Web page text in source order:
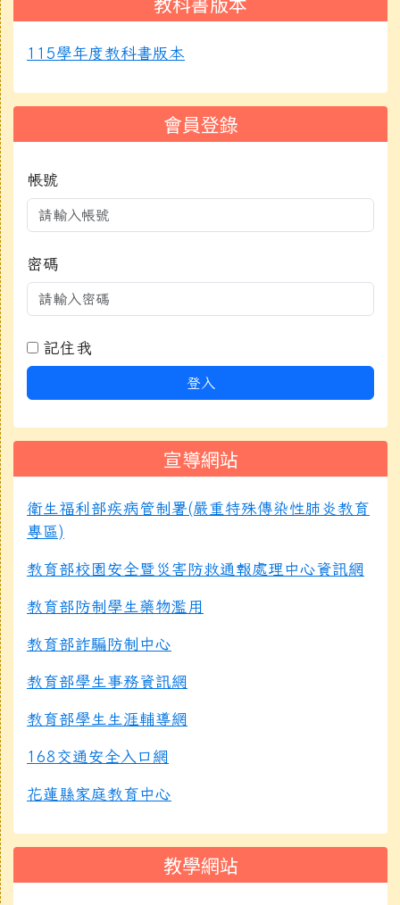
115學年度教科書版本
會員登錄
帳號
密碼
記住我
登入
宣導網站
衛生福利部疾病管制署(嚴重特殊傳染性肺炎教育
專區)
教育部校園安全暨災害防救通報處理中心資訊網
教育部防制學生藥物濫用
教育部詐騙防制中心
教育部學生事務資訊網
教育部學生生涯輔導網
168交通安全入口網
花蓮縣家庭教育中心
教學網站